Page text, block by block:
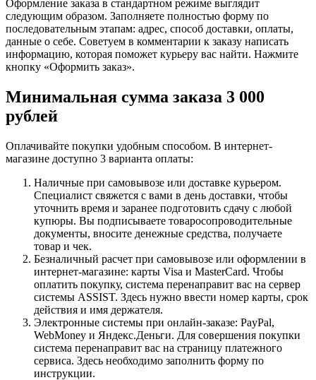
Оформление заказа в стандартном режиме выглядит
следующим образом. Заполняете полностью форму по
последовательным этапам: адрес, способ доставки, оплаты,
данные о себе. Советуем в комментарии к заказу написать
информацию, которая поможет курьеру вас найти. Нажмите
кнопку «Оформить заказ».
Минимальная сумма заказа 3 000
рублей
Оплачивайте покупки удобным способом. В интернет-
магазине доступно 3 варианта оплаты:
Наличные при самовывозе или доставке курьером.
Специалист свяжется с вами в день доставки, чтобы
уточнить время и заранее подготовить сдачу с любой
купюры. Вы подписываете товаросопроводительные
документы, вносите денежные средства, получаете
товар и чек.
Безналичный расчет при самовывозе или оформлении в
интернет-магазине: карты Visa и MasterCard. Чтобы
оплатить покупку, система перенаправит вас на сервер
системы ASSIST. Здесь нужно ввести номер карты, срок
действия и имя держателя.
Электронные системы при онлайн-заказе: PayPal,
WebMoney и Яндекс.Деньги. Для совершения покупки
система перенаправит вас на страницу платежного
сервиса. Здесь необходимо заполнить форму по
инструкции.